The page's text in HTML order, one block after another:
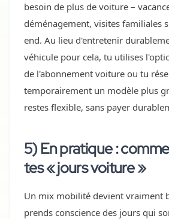
besoin de plus de voiture –
déménagement, visites familiales
end. Au lieu d'entretenir
véhicule pour cela, tu utilises
de l'abonnement voiture ou tu
temporairement un modèle plus
restes flexible, sans payer
5) En pratique :
tes « jours voiture »
Un mix mobilité devient vraiment
prends conscience des jours qui